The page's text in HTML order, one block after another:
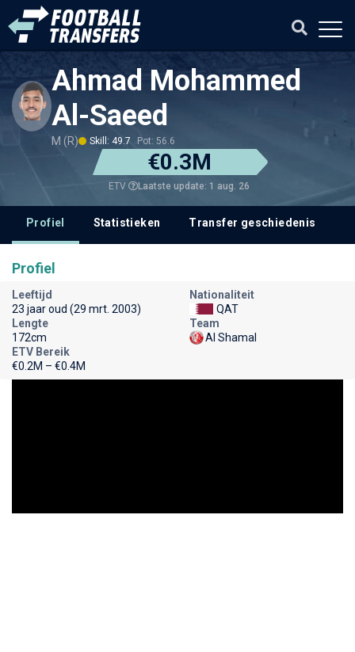
Ahmad Mohammed
Al-Saeed
M (R) Skill: 49.7 Pot: 56.6
€0.3M
ETV Laatste update: 1 aug. 26
Profiel Statistieken Transfer geschiedenis
Profiel
Leeftijd
23 jaar oud (29 mrt. 2003)
Nationaliteit
QAT
Lengte
172cm
Team
Al Shamal
ETV Bereik
€0.2M – €0.4M